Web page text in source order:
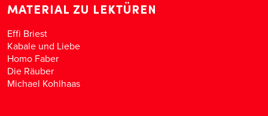
MATERIAL ZU LEKTÜREN
Effi Briest
Kabale und Liebe
Homo Faber
Die Räuber
Michael Kohlhaas